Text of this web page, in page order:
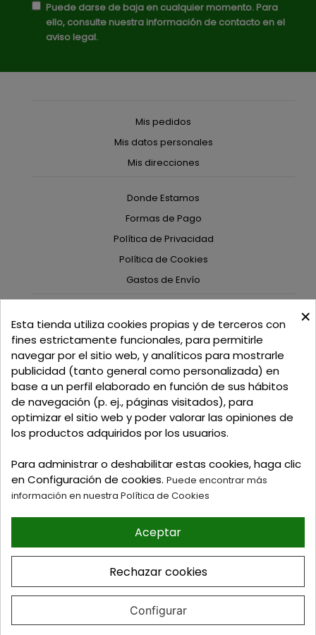
Puede darse de baja en cualquier momento. Para
ello, consulte nuestra información de contacto en el
aviso legal.
Mis pedidos
Mis datos personales
Mis direcciones
Donde Estamos
Formas de Pago
Política de Privacidad
Política de Cookies
Gastos de Envío
C/ Delgadillo Nº 7 - Local 1 - 45600
Talavera de la Reina - Toledo - (España)
Llamadnos:+34 925 82 02 19 o625 654 791
Email: curtidosytapicerias@gmail.com
Verano:
Mañanas: de 09:00h a 13:30h
Invierno:
Mañanas: de 09:30h a 13:30h
Tardes: de 16:30h a 20:00h
© 2026 Tienda online de
Curtidos y Tapicerias y
articulos para Zapateria y
×
Esta tienda utiliza cookies propias y de terceros con
fines estrictamente funcionales, para permitirle
navegar por el sitio web, y analíticos para mostrarle
publicidad (tanto general como personalizada) en
base a un perfil elaborado en función de sus hábitos
de navegación (p. ej., páginas visitados), para
optimizar el sitio web y poder valorar las opiniones de
los productos adquiridos por los usuarios.
Para administrar o deshabilitar estas cookies, haga clic
en Configuración de cookies. Puede encontrar más
información en nuestra Política de Cookies
Aceptar
Rechazar cookies
Configurar